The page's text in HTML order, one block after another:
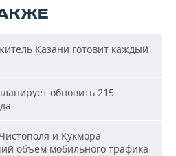
Казани готовит каждый
обновить 215
и Кукмора
объем мобильного трафика